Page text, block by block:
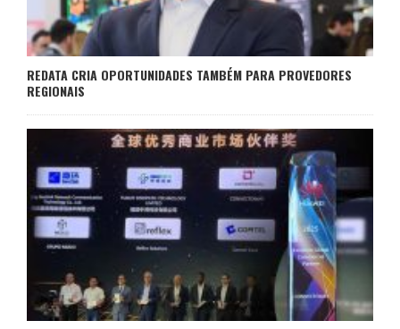
REDATA CRIA OPORTUNIDADES TAMBÉM PARA PROVEDORES
REGIONAIS